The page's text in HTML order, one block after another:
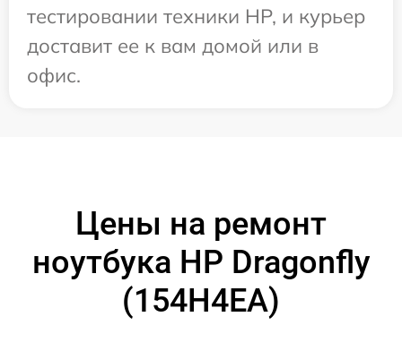
тестировании техники HP, и курьер
доставит ее к вам домой или в
офис.
Цены на ремонт
ноутбука HP Dragonfly
(154H4EA)